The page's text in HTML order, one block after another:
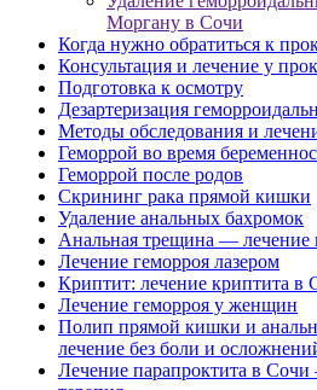
Моргану в Сочи
Когда нужно обратиться к
Консультация и лечение у
Подготовка к осмотру
Дезартеризация
Методы обследования и
Геморрой во время
Геморрой после родов
Скрининг рака прямой кишки
Удаление анальных бахромок
Анальная трещина — лечение
Лечение геморроя лазером
Криптит: лечение криптита в
Лечение геморроя у женщин
Полип прямой кишки и
лечение без боли и
Лечение парапроктита в Сочи